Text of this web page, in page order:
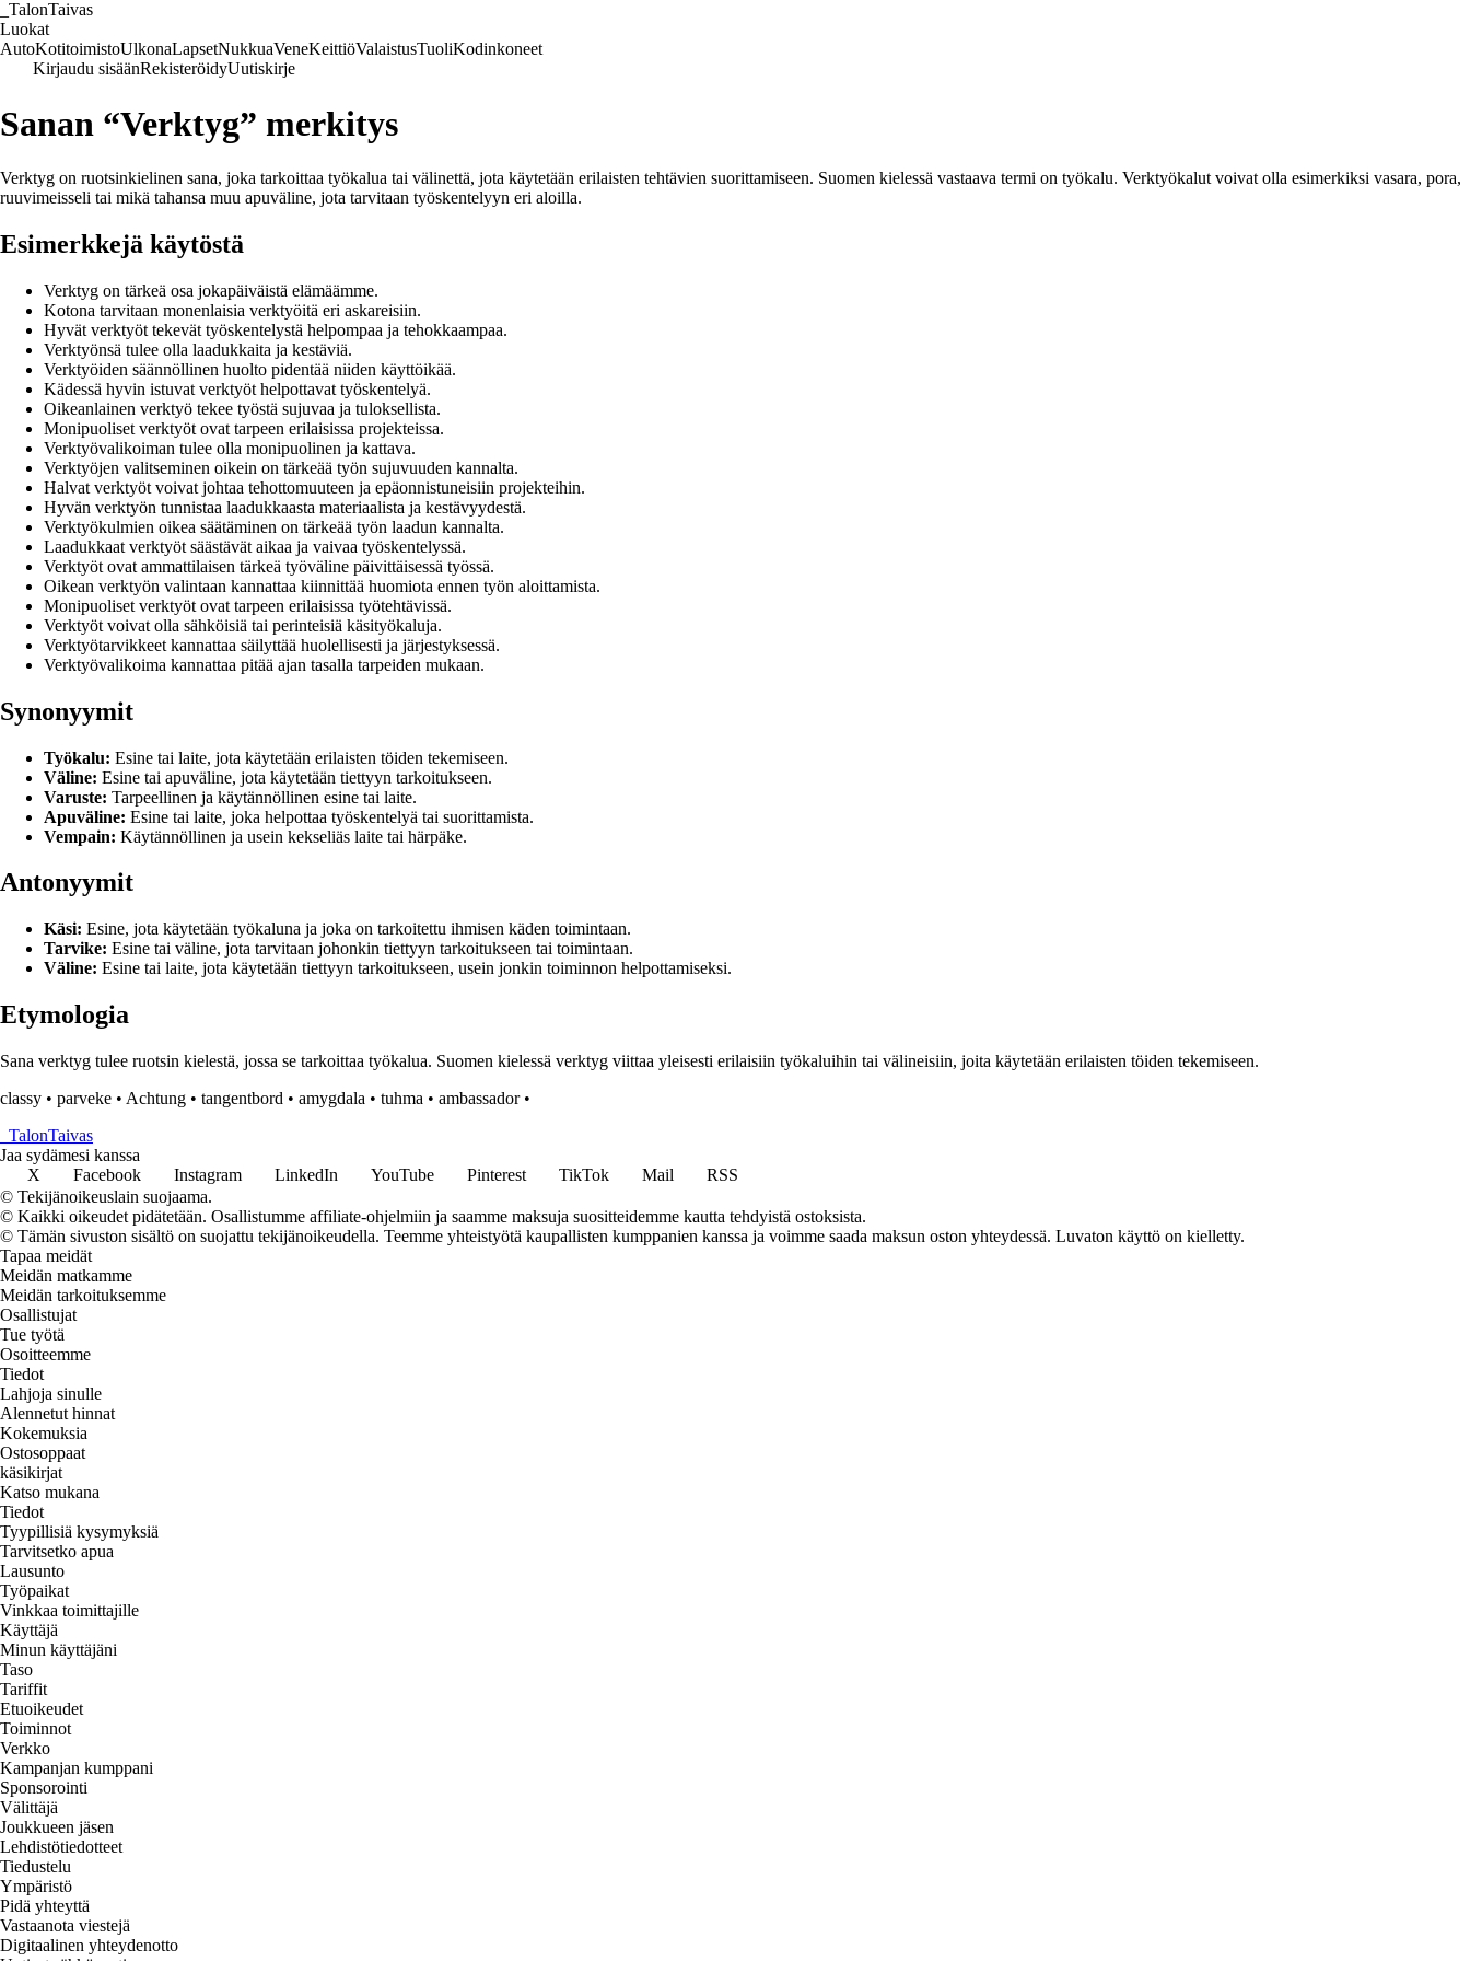
TalonTaivas
Luokat
AutoKotitoimistoUlkonaLapsetNukkuaVeneKeittiöValaistusTuoliKodinkoneet
Kirjaudu sisäänRekisteröidyUutiskirje
Sanan “Verktyg” merkitys
Verktyg on ruotsinkielinen sana, joka tarkoittaa työkalua tai välinettä, jota käytetään erilaisten tehtävien suorittamiseen. Suomen kielessä vastaava termi on työkalu. Verktyökalut voivat olla esimerkiksi vasara, pora,
ruuvimeisseli tai mikä tahansa muu apuväline, jota tarvitaan työskentelyyn eri aloilla.
Esimerkkejä käytöstä
Verktyg on tärkeä osa jokapäiväistä elämäämme.
Kotona tarvitaan monenlaisia verktyöitä eri askareisiin.
Hyvät verktyöt tekevät työskentelystä helpompaa ja tehokkaampaa.
Verktyönsä tulee olla laadukkaita ja kestäviä.
Verktyöiden säännöllinen huolto pidentää niiden käyttöikää.
Kädessä hyvin istuvat verktyöt helpottavat työskentelyä.
Oikeanlainen verktyö tekee työstä sujuvaa ja tuloksellista.
Monipuoliset verktyöt ovat tarpeen erilaisissa projekteissa.
Verktyövalikoiman tulee olla monipuolinen ja kattava.
Verktyöjen valitseminen oikein on tärkeää työn sujuvuuden kannalta.
Halvat verktyöt voivat johtaa tehottomuuteen ja epäonnistuneisiin projekteihin.
Hyvän verktyön tunnistaa laadukkaasta materiaalista ja kestävyydestä.
Verktyökulmien oikea säätäminen on tärkeää työn laadun kannalta.
Laadukkaat verktyöt säästävät aikaa ja vaivaa työskentelyssä.
Verktyöt ovat ammattilaisen tärkeä työväline päivittäisessä työssä.
Oikean verktyön valintaan kannattaa kiinnittää huomiota ennen työn aloittamista.
Monipuoliset verktyöt ovat tarpeen erilaisissa työtehtävissä.
Verktyöt voivat olla sähköisiä tai perinteisiä käsityökaluja.
Verktyötarvikkeet kannattaa säilyttää huolellisesti ja järjestyksessä.
Verktyövalikoima kannattaa pitää ajan tasalla tarpeiden mukaan.
Synonyymit
Työkalu: Esine tai laite, jota käytetään erilaisten töiden tekemiseen.
Väline: Esine tai apuväline, jota käytetään tiettyyn tarkoitukseen.
Varuste: Tarpeellinen ja käytännöllinen esine tai laite.
Apuväline: Esine tai laite, joka helpottaa työskentelyä tai suorittamista.
Vempain: Käytännöllinen ja usein kekseliäs laite tai härpäke.
Antonyymit
Käsi: Esine, jota käytetään työkaluna ja joka on tarkoitettu ihmisen käden toimintaan.
Tarvike: Esine tai väline, jota tarvitaan johonkin tiettyyn tarkoitukseen tai toimintaan.
Väline: Esine tai laite, jota käytetään tiettyyn tarkoitukseen, usein jonkin toiminnon helpottamiseksi.
Etymologia
Sana verktyg tulee ruotsin kielestä, jossa se tarkoittaa työkalua. Suomen kielessä verktyg viittaa yleisesti erilaisiin työkaluihin tai välineisiin, joita käytetään erilaisten töiden tekemiseen.
classy • parveke • Achtung • tangentbord • amygdala • tuhma • ambassador•
TalonTaivas
Jaa sydämesi kanssa
X
Facebook Instagram LinkedIn YouTube Pinterest TikTok Mail
RSS
© Tekijänoikeuslain suojaama.
© Kaikki oikeudet pidätetään. Osallistumme affiliate-ohjelmiin ja saamme maksuja suositteidemme kautta tehdyistä ostoksista.
© Tämän sivuston sisältö on suojattu tekijänoikeudella. Teemme yhteistyötä kaupallisten kumppanien kanssa ja voimme saada maksun oston yhteydessä. Luvaton käyttö on kielletty.
Tapaa meidät
Meidän matkamme
Meidän tarkoituksemme
Osallistujat
Tue työtä
Osoitteemme
Tiedot
Lahjoja sinulle
Alennetut hinnat
Kokemuksia
Ostosoppaat
käsikirjat
Katso mukana
Tiedot
Tyypillisiä kysymyksiä
Tarvitsetko apua
Lausunto
Työpaikat
Vinkkaa toimittajille
Käyttäjä
Minun käyttäjäni
Taso
Tariffit
Etuoikeudet
Toiminnot
Verkko
Kampanjan kumppani
Sponsorointi
Välittäjä
Joukkueen jäsen
Lehdistötiedotteet
Tiedustelu
Ympäristö
Pidä yhteyttä
Vastaanota viestejä
Digitaalinen yhteydenotto